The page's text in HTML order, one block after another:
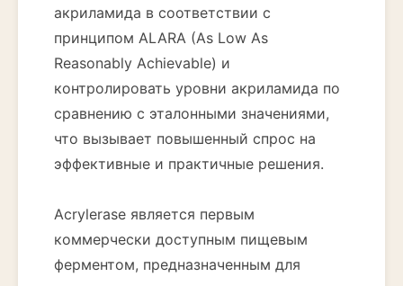
акриламида в соответствии с
принципом ALARA (As Low As
Reasonably Achievable) и
контролировать уровни акриламида по
сравнению с эталонными значениями,
что вызывает повышенный спрос на
эффективные и практичные решения.
Acrylerase является первым
коммерчески доступным пищевым
ферментом, предназначенным для